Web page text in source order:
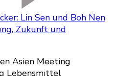
Lin Sen und Boh Nen
Zukunft und